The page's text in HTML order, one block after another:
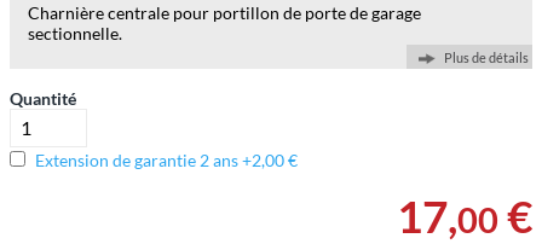
Charnière centrale pour portillon de porte de garage
sectionnelle.
Plus de détails
Quantité
Extension de garantie 2 ans +2,00 €
17,00 €